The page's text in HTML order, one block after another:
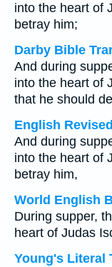
into the heart of
betray him;
Darby Bible
And during
into the heart of
that he should
English
And during
into the heart of
betray him,
World English
During supper,
heart of Judas
Young's Literal